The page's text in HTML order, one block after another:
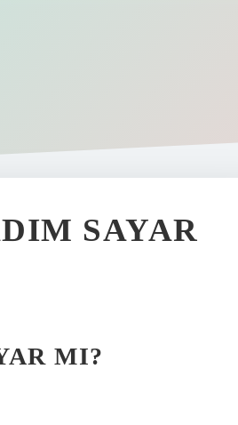
SAYAR
MI?